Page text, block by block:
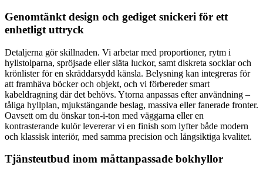
Genomtänkt design och gediget snickeri för ett
enhetligt uttryck
Detaljerna gör skillnaden. Vi arbetar med proportioner, rytm i
hyllstolparna, spröjsade eller släta luckor, samt diskreta socklar och
krönlister för en skräddarsydd känsla. Belysning kan integreras för
att framhäva böcker och objekt, och vi förbereder smart
kabeldragning där det behövs. Ytorna anpassas efter användning –
tåliga hyllplan, mjukstängande beslag, massiva eller fanerade fronter.
Oavsett om du önskar ton-i-ton med väggarna eller en
kontrasterande kulör levererar vi en finish som lyfter både modern
och klassisk interiör, med samma precision och långsiktiga kvalitet.
Tjänsteutbud inom måttanpassade bokhyllor